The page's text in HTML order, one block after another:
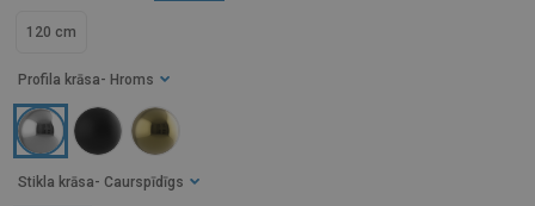
Stikla krāsa - Caurspīdīgs
Profila krāsa - Hroms
120 cm